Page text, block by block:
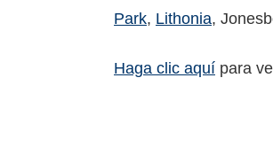
Park, Lithonia,
Haga clic aquí para